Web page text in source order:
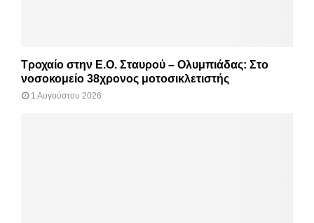
Τροχαίο στην Ε.Ο. Σταυρού – Ολυμπιάδας: Στο
νοσοκομείο 38χρονος μοτοσικλετιστής
1 Αυγούστου 2026